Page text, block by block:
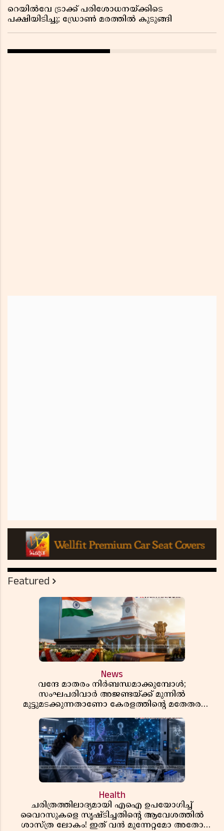
റെയിൽവേ ട്രാക്ക് പരിശോധനയ്ക്കിടെ
പക്ഷിയിടിച്ചു; ഡ്രോൺ മരത്തിൽ കുടുങ്ങി
Featured
News
വന്ദേ മാതരം നിർബന്ധമാക്കുമ്പോൾ;
സംഘപരിവാർ അജണ്ടയ്ക്ക് മുന്നിൽ
മുട്ടുമടക്കുന്നതാണോ കേരളത്തിന്റെ മതേതര
Health
ചരിത്രത്തിലാദ്യമായി എഐ ഉപയോഗിച്ച്
വൈറസുകളെ സൃഷ്ടിച്ചതിന്റെ ആവേശത്തിൽ
ശാസ്ത്ര ലോകം! ഇത് വൻ മുന്നേറ്റമോ അതോ